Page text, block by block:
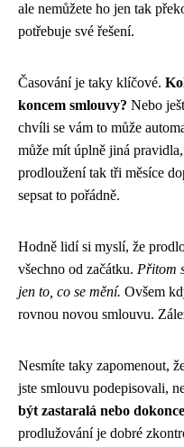
ale nemůžete ho jen tak
potřebuje své řešení.
Časování je taky klíčové.
koncem smlouvy? Nebo
chvíli se vám to může
může mít úplně jiná
prodloužení tak tři měsíce
sepsat to pořádně.
Hodně lidí si myslí, že
všechno od začátku. Přitom
jen to, co se mění. Ovšem
rovnou novou smlouvu.
Nesmíte taky zapomenout,
jste smlouvu podepisovali,
být zastaralá nebo
prodlužování je dobré